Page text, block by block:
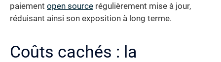
paiement open source régulièrement mise à jour,
réduisant ainsi son exposition à long terme.
Coûts cachés : la